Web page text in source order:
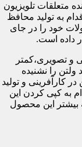
متعلقات تلویزیون
ایران اقدام به تولید محافظ
خود را در جای
داده است.
و تصویری،کمتر
را نشنیده
کارآفرینی و تولید
به کپی کردن این
بیشتر این محصول